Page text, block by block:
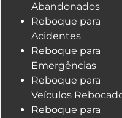
Abandonados
Reboque para
Acidentes
Reboque para
Emergências
Reboque para
Veículos
Reboque para